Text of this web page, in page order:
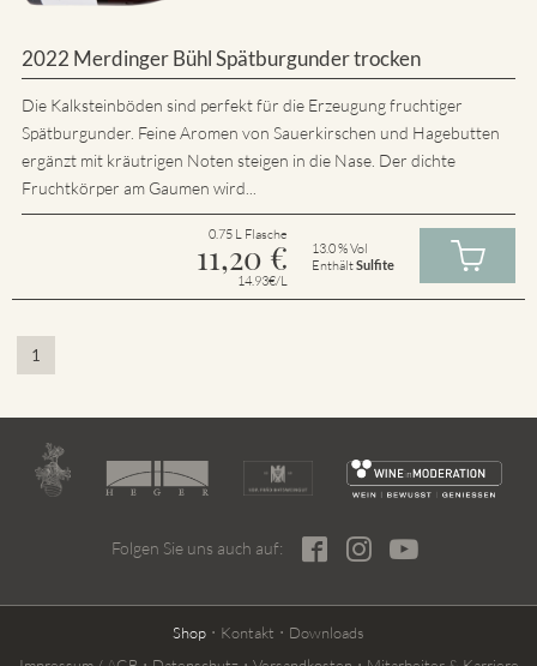
2022 Merdinger Bühl Spätburgunder trocken
Die Kalksteinböden sind perfekt für die Erzeugung fruchtiger
Spätburgunder. Feine Aromen von Sauerkirschen und Hagebutten
ergänzt mit kräutrigen Noten steigen in die Nase. Der dichte
Fruchtkörper am Gaumen wird...
0.75 L Flasche
11,20 €
14.93€/L
13.0 % Vol
EnthältSulfite
1
Folgen Sie uns auch auf:
Shop Kontakt
Downloads